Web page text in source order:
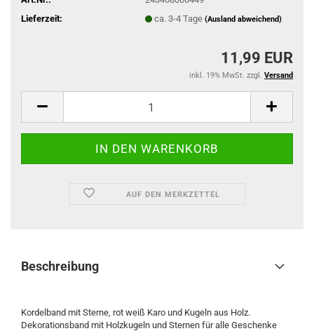
Lieferzeit:
ca. 3-4 Tage (Ausland abweichend)
11,99 EUR
inkl. 19% MwSt. zzgl. Versand
AUF DEN MERKZETTEL
Beschreibung
Kordelband mit Sterne, rot weiß Karo und Kugeln aus Holz.
Dekorationsband mit Holzkugeln und Sternen für alle Geschenke